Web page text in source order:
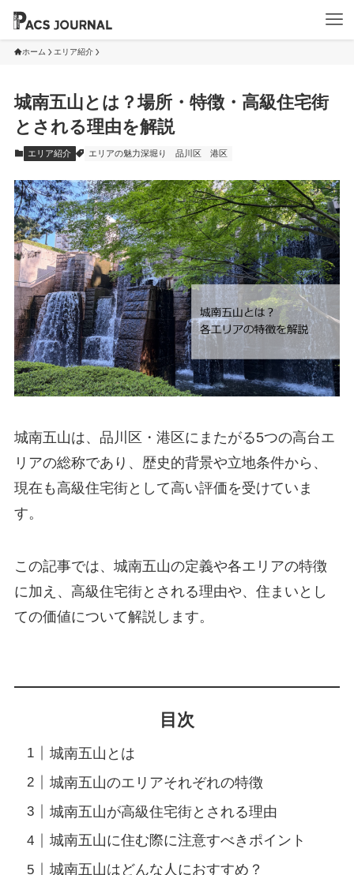
ホーム エリア紹介
城南五山とは？場所・特徴・高級住宅街
とされる理由を解説
エリア紹介 エリアの魅力深堀り 品川区 港区
城南五山は、品川区・港区にまたがる5つの高台エ
リアの総称であり、歴史的背景や立地条件から、
現在も高級住宅街として高い評価を受けていま
す。
この記事では、城南五山の定義や各エリアの特徴
に加え、高級住宅街とされる理由や、住まいとし
ての価値について解説します。
目次
城南五山とは
城南五山のエリアそれぞれの特徴
城南五山が高級住宅街とされる理由
城南五山に住む際に注意すべきポイント
城南五山はどんな人におすすめ？